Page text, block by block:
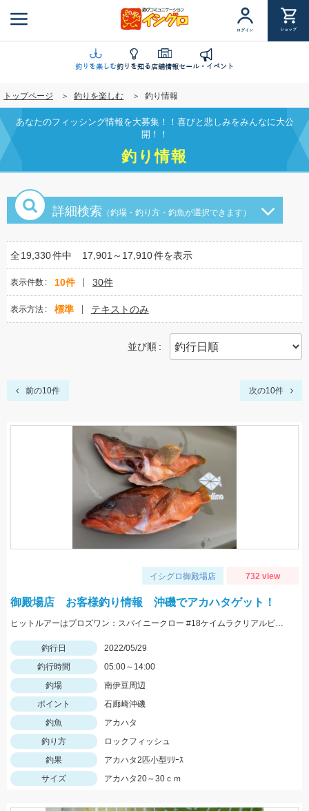
ン
に
移
動
ログイン ショップ
釣りを楽しむ釣りを知る店舗情報セール・イベント
トップページ 釣りを楽しむ 釣り情報
あなたのフィッシング情報を大募集！！喜びと悲しみをみんなに大公
開！！
釣り情報
詳細検索 （釣場・釣り方・釣魚が選択できます）
全19,330件中 17,901～17,910件を表示
表示件数 10件 30件
表示方法 標準 テキストのみ
並び順
前の10件 次の10件
イシグロ御殿場店 732 view
御殿場店 お客様釣り情報 沖磯でアカハタゲット！
ヒットルアーはプロズワン：スパイニークロー #18ケイムラクリアルビー 良型アカハタ おめでとうございます！
釣行日
2022/05/29
釣行時間
05:00～14:00
釣場
南伊豆周辺
ポイント
石廊崎沖磯
釣魚
アカハタ
釣り方
ロックフィッシュ
釣果
アカハタ2匹小型ﾘﾘｰｽ
サイズ
アカハタ20～30ｃｍ